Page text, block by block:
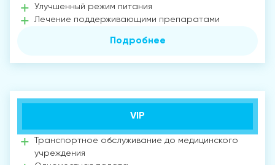
Улучшенный режим питания
Лечение поддерживающими препаратами
Подробнее
VIP
Транспортное обслуживание до медицинского
учреждения